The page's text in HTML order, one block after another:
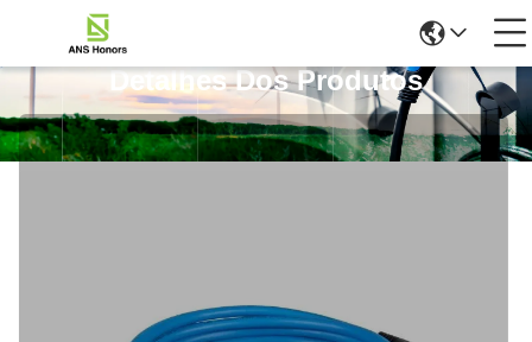
Detalhes Dos Produtos